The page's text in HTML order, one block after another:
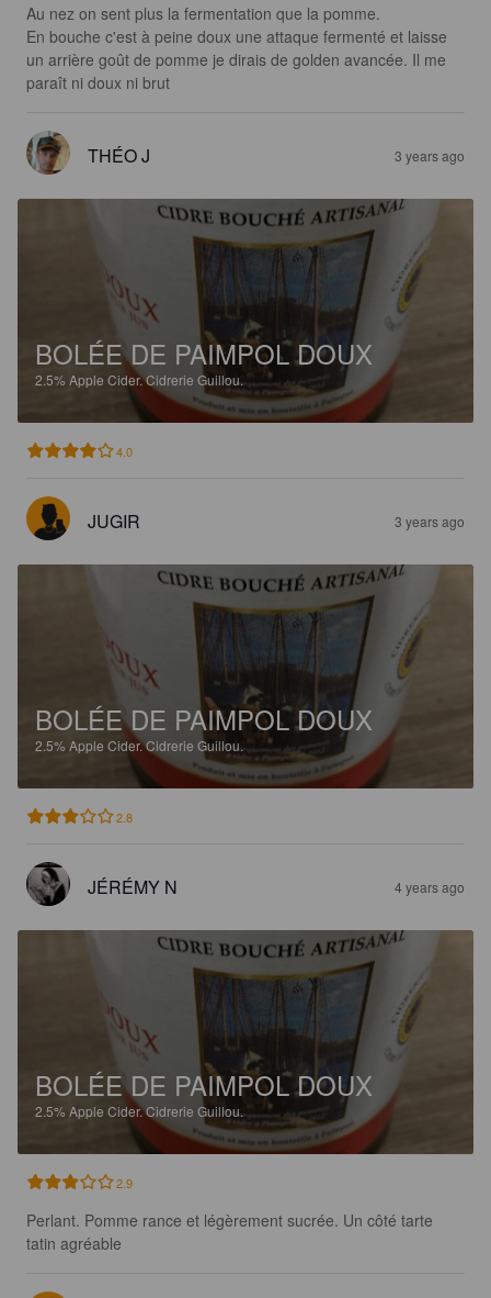
Au nez on sent plus la fermentation que la pomme.
En bouche c'est à peine doux une attaque fermenté et laisse
un arrière goût de pomme je dirais de golden avancée. Il me
paraît ni doux ni brut
THÉO J 3 years ago
BOLÉE DE PAIMPOL DOUX
2.5% Apple Cider.Cidrerie Guillou.
4.0
JUGIR 3 years ago
BOLÉE DE PAIMPOL DOUX
2.5% Apple Cider.Cidrerie Guillou.
2.8
JÉRÉMY N 4 years ago
BOLÉE DE PAIMPOL DOUX
2.5% Apple Cider.Cidrerie Guillou.
2.9
Perlant. Pomme rance et légèrement sucrée. Un côté tarte
tatin agréable